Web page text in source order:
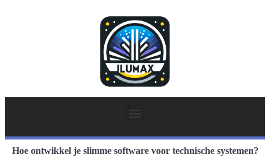
Hoe ontwikkel je slimme software voor technische systemen?